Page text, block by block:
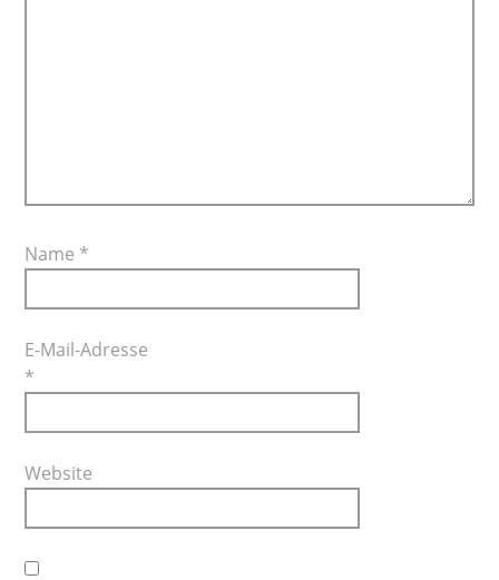
Name *
E-Mail-Adresse
*
Website